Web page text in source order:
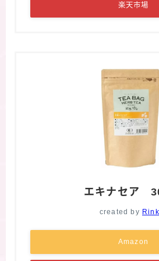
楽天市場
エキナセア
created by
Amazon